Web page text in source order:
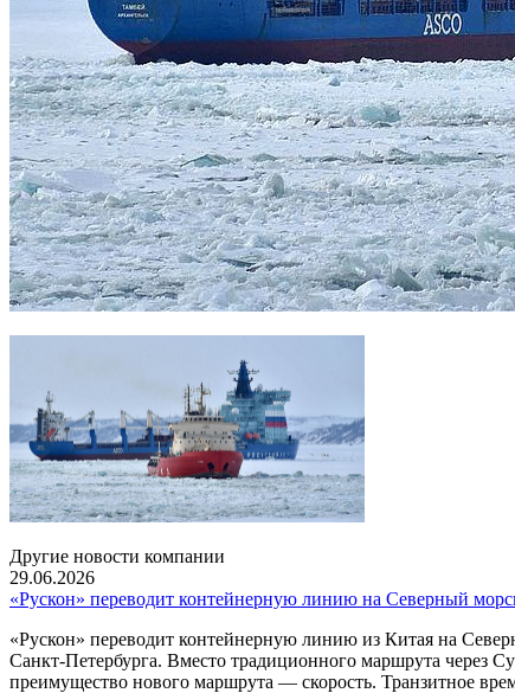
Другие новости компании
29.06.2026
«Рускон» переводит контейнерную линию на Северный
«Рускон» переводит контейнерную линию из Китая на
Санкт-Петербурга. Вместо традиционного маршрута через
преимущество нового маршрута — скорость. Транзитное